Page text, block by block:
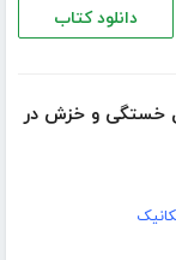
دانلود کتاب
خستگی و خزش در